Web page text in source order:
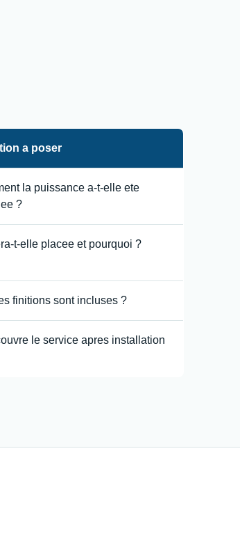
a poser
la puissance a-t-elle ete
?
t-elle placee et pourquoi ?
finitions sont incluses ?
le service apres installation